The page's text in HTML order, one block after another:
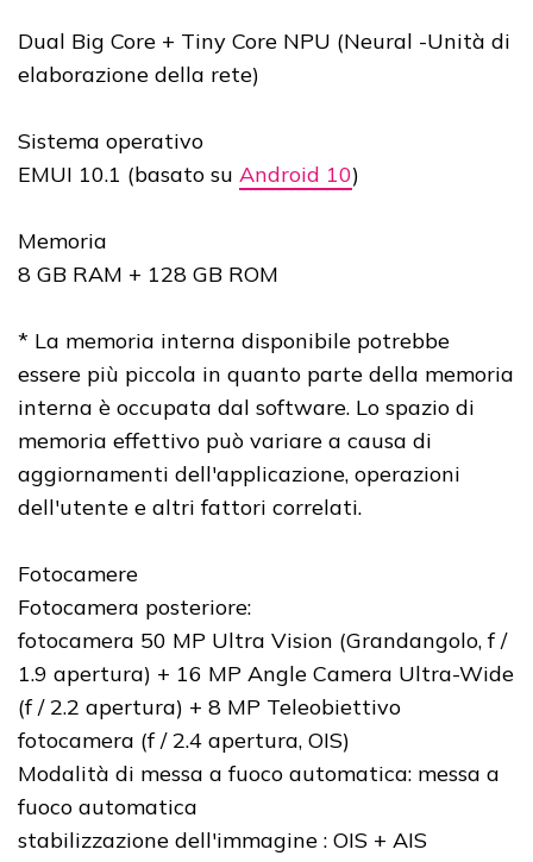
Dual Big Core + Tiny Core NPU (Neural -Unità di
elaborazione della rete)
Sistema operativo
EMUI 10.1 (basato su Android 10)
Memoria
8 GB RAM + 128 GB ROM
* La memoria interna disponibile potrebbe
essere più piccola in quanto parte della memoria
interna è occupata dal software. Lo spazio di
memoria effettivo può variare a causa di
aggiornamenti dell'applicazione, operazioni
dell'utente e altri fattori correlati.
Fotocamere
Fotocamera posteriore:
fotocamera 50 MP Ultra Vision (Grandangolo, f /
1.9 apertura) + 16 MP Angle Camera Ultra-Wide
(f / 2.2 apertura) + 8 MP Teleobiettivo
fotocamera (f / 2.4 apertura, OIS)
Modalità di messa a fuoco automatica: messa a
fuoco automatica
stabilizzazione dell'immagine : OIS + AIS